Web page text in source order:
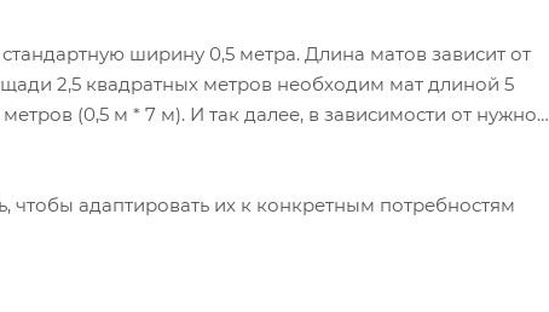
ширину 0,5 метра. Длина матов зависит от
2,5 квадратных метров необходим мат длиной 5
(0,5 м * 7 м). И так далее, в зависимости от нужной
чтобы адаптировать их к конкретным потребностям